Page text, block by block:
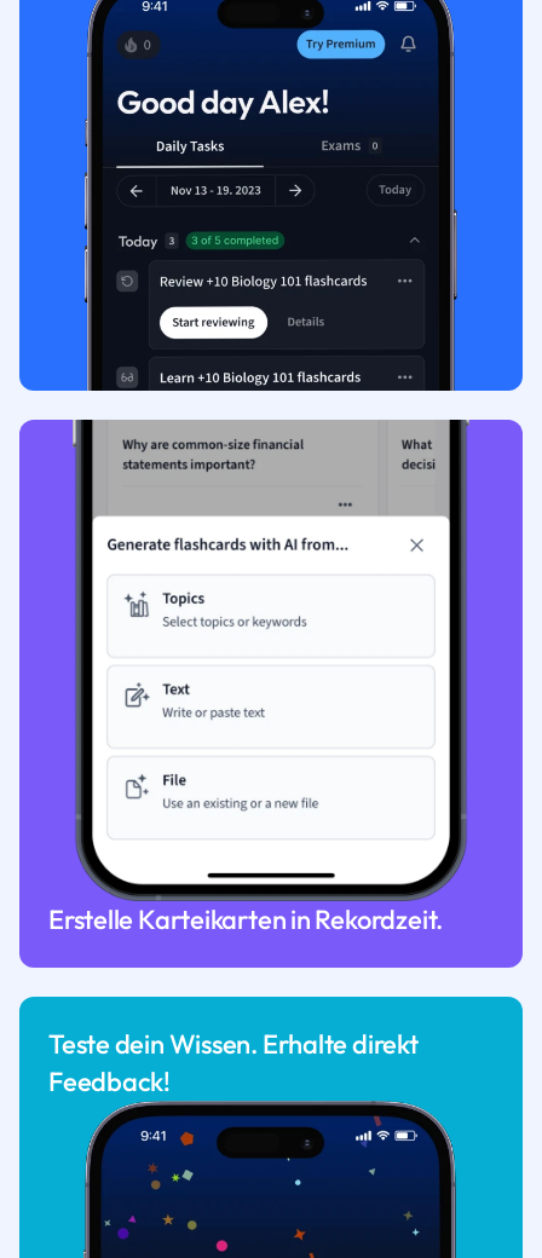
Erstelle Karteikarten in Rekordzeit.
Teste dein Wissen. Erhalte direkt
Feedback!